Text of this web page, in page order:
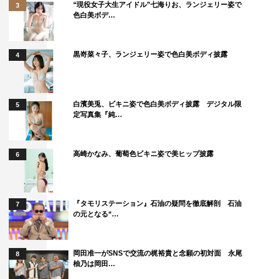
3
“現役女子大生アイドル”七海りお、ランジェリー姿で
色白美ボデ…
4 黒嵜菜々子、ランジェリー姿で色白美ボディ披露
5
白濱美兎、ビキニ姿で色白美ボディ披露 デジタル限
定写真集『純…
6 高崎かなみ、葡萄色ビキニ姿で美ヒップ披露
7
『タモリステーション』石油の疑問を徹底解剖 石油
の元となる“…
8
岡田准一がSNSで交流の梶裕貴と念願の初対面 永尾
柚乃は岡田…